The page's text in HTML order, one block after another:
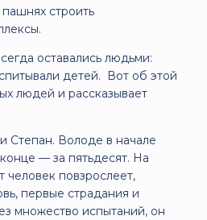
строить
оставались людьми:
детей. Вот об этой
людей и рассказывает
Степан. Володе в начале
— за пятьдесят. На
человек повзрослеет,
первые страдания и
множество испытаний, он